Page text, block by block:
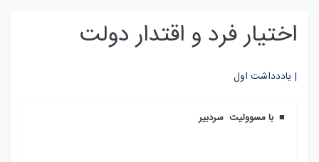
اختيار فرد و اقتدار دولت
یاددداشت اول |
■ با مسوولیت سردبیر